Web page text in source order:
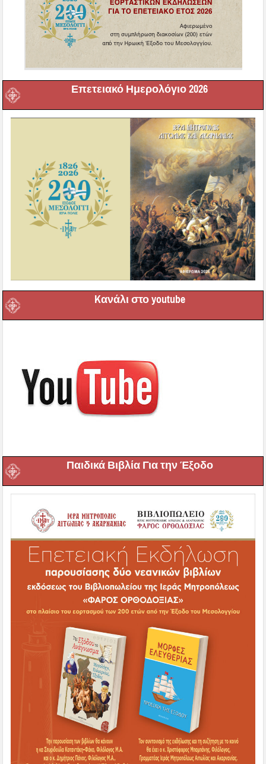
Επετειακό Ημερολόγιο 2026
Kανάλι στο youtube
Παιδικά Βιβλία Για την Έξοδο